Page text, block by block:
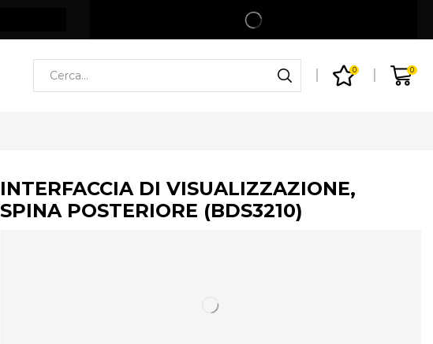
Spedizione gratuita per ordini superiori a 99€
0 0
INTERFACCIA DI VISUALIZZAZIONE,
SPINA POSTERIORE (BDS3210)